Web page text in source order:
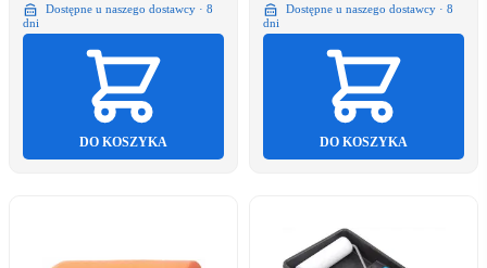
Dostępne u naszego dostawcy · 8
dni
DO KOSZYKA
Dostępne u naszego dostawcy · 8
dni
DO KOSZYKA